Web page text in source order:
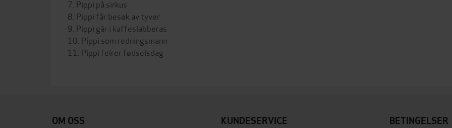
7. Pippi på sirkus
8. Pippi får besøk av tyver
9. Pippi går i kaffeslabberas
10. Pippi som redningsmann
11. Pippi feirer fødselsdag
OM OSS KUNDESERVICE BETINGELSER